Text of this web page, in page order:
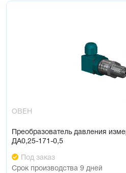
ОВЕН
Преобразователь давления
ДА0,25-171-0,5
Под заказ
Срок производства 9 дней